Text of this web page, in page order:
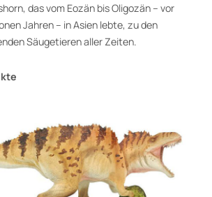
das vom Eozän bis Oligozän – vor
Jahren – in Asien lebte, zu den
Säugetieren aller Zeiten.